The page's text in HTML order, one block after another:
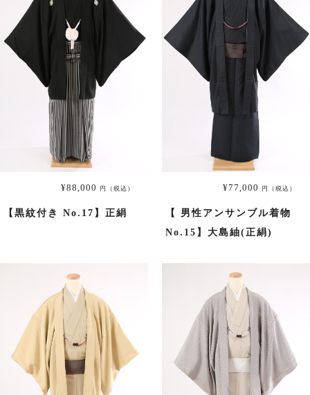
着物の種類から探す
訪問着（袷）
プラン・料金
訪問着の商品一覧へ
振袖
成人式プラン
振袖の商品一覧へ
色留袖
¥88,000 円（税込）
【黒紋付き No.17】正絹
¥77,000 円（税込）
【 男性アンサンブル着物
No.15】大島紬(正絹)